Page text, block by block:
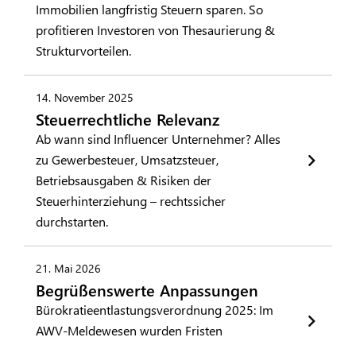
Immobilien langfristig Steuern sparen. So
profitieren Investoren von Thesaurierung &
Strukturvorteilen.
14. November 2025
Steuerrechtliche Relevanz
Ab wann sind Influencer Unternehmer? Alles
zu Gewerbesteuer, Umsatzsteuer,
Betriebsausgaben & Risiken der
Steuerhinterziehung – rechtssicher
durchstarten.
21. Mai 2026
Begrüßenswerte Anpassungen
Bürokratieentlastungsverordnung 2025: Im
AWV-Meldewesen wurden Fristen